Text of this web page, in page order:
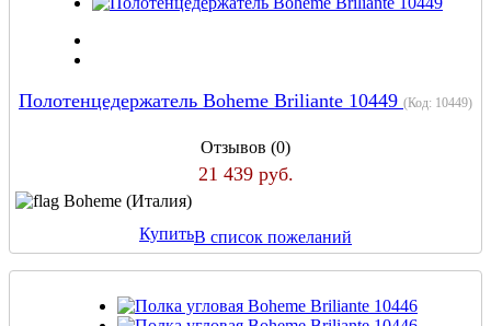
Полотенцедержатель Boheme Briliante 10449 (Код: 10449)
Отзывов (0)
21 439 руб.
Boheme (Италия)
КупитьВ список пожеланий